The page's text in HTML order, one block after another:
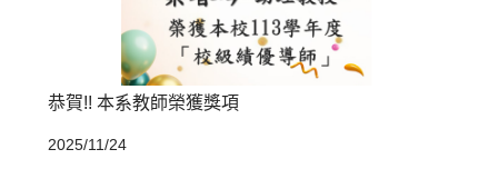
恭賀!! 本系教師榮獲獎項
2025/11/24